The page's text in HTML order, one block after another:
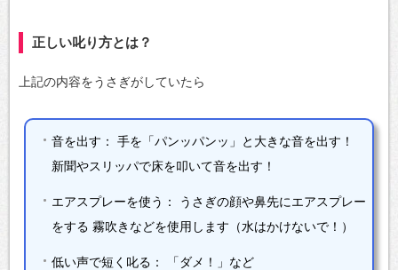
正しい叱り方とは？
上記の内容をうさぎがしていたら
音を出す：
手を「パンッパンッ」と大きな音を出す！
新聞やスリッパで床を叩いて音を出す！
エアスプレーを使う：
うさぎの顔や鼻先にエアスプレー
をする 霧吹きなどを使用します（水はかけないで！）
低い声で短く叱る： 「ダメ！」など